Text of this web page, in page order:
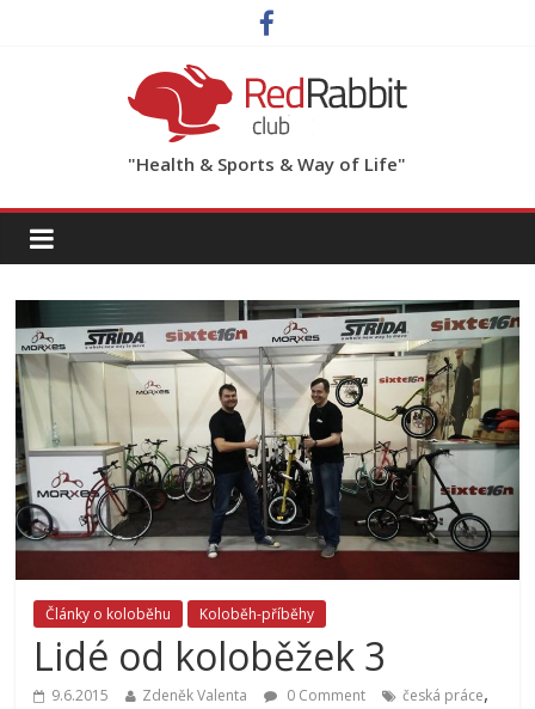
"Health & Sports & Way of Life"
Články o koloběhu Koloběh-příběhy
Lidé od koloběžek 3
9.6.2015 Zdeněk Valenta 0 Comment česká práce,